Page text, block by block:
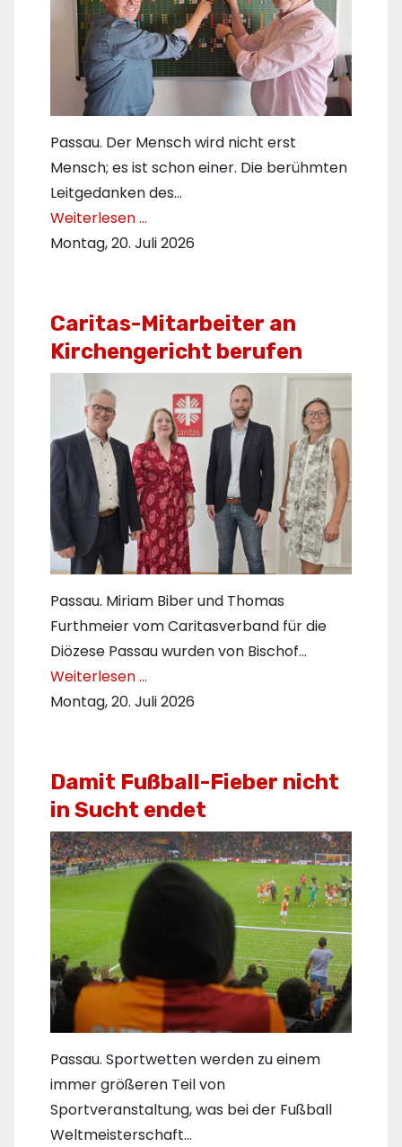
Passau. Der Mensch wird nicht erst
Mensch; es ist schon einer. Die berühmten
Leitgedanken des…
Weiterlesen …
Montag, 20. Juli 2026
Caritas-Mitarbeiter an
Kirchengericht berufen
Passau. Miriam Biber und Thomas
Furthmeier vom Caritasverband für die
Diözese Passau wurden von Bischof…
Weiterlesen …
Montag, 20. Juli 2026
Damit Fußball-Fieber nicht
in Sucht endet
Passau. Sportwetten werden zu einem
immer größeren Teil von
Sportveranstaltung, was bei der Fußball
Weltmeisterschaft…